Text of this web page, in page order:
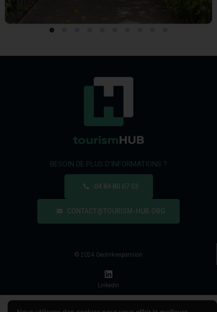
BESOIN DE PLUS D'INFORMATIONS ?
04 84 80 07 53
CONTACT@TOURISM-HUB.ORG
© 2024 Geolink-expansion
Linkedin